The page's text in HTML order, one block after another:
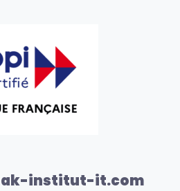
institut-it.com